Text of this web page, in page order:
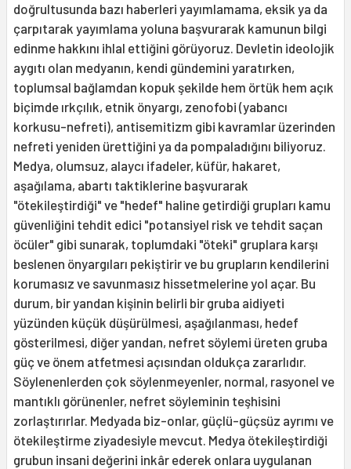
doğrultusunda bazı haberleri yayımla­mama, eksik ya da
çarpıtarak yayımlama yoluna başvurarak kamunun bilgi
edinme hakkını ihlal ettiğini görüyoruz. Devletin ideolojik
aygıtı olan medyanın, kendi gün­demini yaratırken,
toplumsal bağlamdan kopuk şekilde hem örtük hem açık
biçimde ırkçılık, etnik önyargı, zenofobi (yabancı
korkusu-nefreti), antisemitizm gibi kavramlar üzerinden
nefreti yeniden ürettiği­ni ya da pompaladığını biliyoruz.
Medya, olumsuz, alaycı ifadeler, küfür, hakaret,
aşağılama, abartı taktiklerine başvurarak
"ötekileştirdiği" ve "hedef" haline getirdi­ği grupları kamu
güvenliğini tehdit edici "potansiyel risk ve tehdit saçan
öcüler" gibi sunarak, toplumdaki "öteki" gruplara karşı
beslenen önyargıları pekiştirir ve bu grupların kendilerini
korumasız ve savun­masız hissetmelerine yol açar. Bu
durum, bir yandan kişinin belirli bir gruba aidiyeti
yüzünden küçük düşürülmesi, aşağılan­ması, hedef
gösterilmesi, diğer yandan, nefret söylemi üreten gruba
güç ve önem atfetmesi açısından oldukça zararlıdır.
Söylenenlerden çok söylenmeyenler, normal, rasyonel ve
mantıklı görünenler, nefret söyleminin teşhisini
zorlaştırırlar. Medyada biz-onlar, güçlü-güçsüz ayrımı ve
ötekileştirme ziyadesiyle mevcut. Medya ötekileştirdiği
grubun insani değerini inkâr ederek onlara uygulanan